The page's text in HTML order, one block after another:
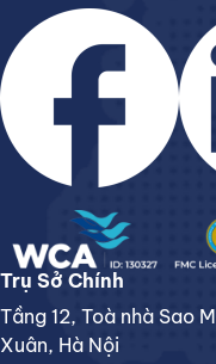
Trụ Sở Chính
Tầng 12, Toà nhà Sao
Xuân, Hà Nội